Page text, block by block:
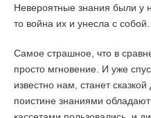
Невероятные знания были у
то война их и унесла с собой.
Самое страшное, что в
просто мгновение. И уже
известно нам, станет
поистине знаниями